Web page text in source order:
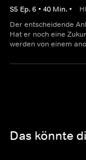
S5 Ep.6 • 40 Min. •
Der entscheidende
Hat er noch eine
werden von einem
Das könnte